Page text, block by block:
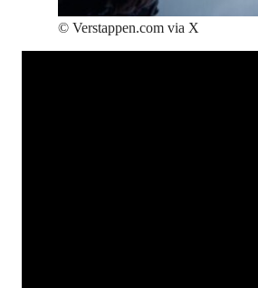
© Verstappen.com via X